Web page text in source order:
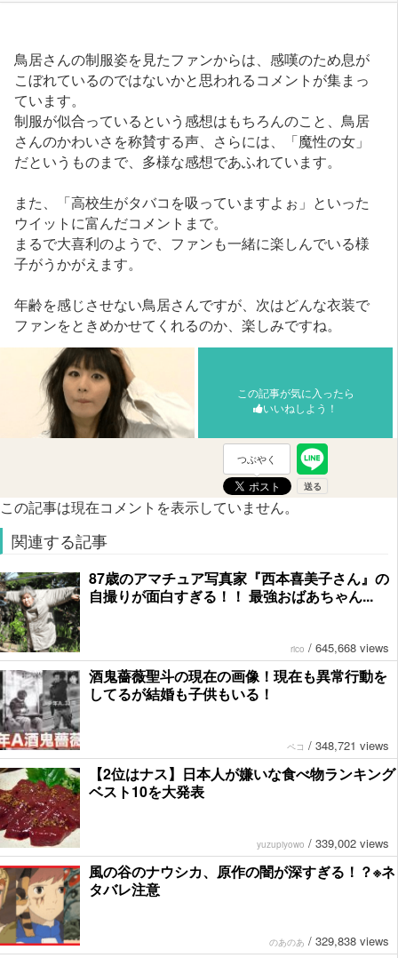
鳥居さんの制服姿を見たファンからは、感嘆のため息が
こぼれているのではないかと思われるコメントが集まっ
ています。
制服が似合っているという感想はもちろんのこと、鳥居
さんのかわいさを称賛する声、さらには、「魔性の女」
だというものまで、多様な感想であふれています。
また、「高校生がタバコを吸っていますよぉ」といった
ウイットに富んだコメントまで。
まるで大喜利のようで、ファンも一緒に楽しんでいる様
子がうかがえます。
年齢を感じさせない鳥居さんですが、次はどんな衣装で
ファンをときめかせてくれるのか、楽しみですね。
この記事が気に入ったら
いいねしよう！
つぶやく
この記事は現在コメントを表示していません。
関連する記事
87歳のアマチュア写真家『西本喜美子さん』の
自撮りが面白すぎる！！ 最強おばあちゃん...
rico / 645,668 views
酒鬼薔薇聖斗の現在の画像！現在も異常行動を
してるが結婚も子供もいる！
ペコ / 348,721 views
【2位はナス】日本人が嫌いな食べ物ランキング
ベスト10を大発表
yuzupiyowo / 339,002 views
風の谷のナウシカ、原作の闇が深すぎる！？※ネ
タバレ注意
のあのあ / 329,838 views